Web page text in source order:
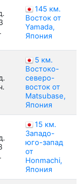
145 км.
Восток от
Yamada,
Япония
5 км.
Востоко-
северо-
восток от
Matsubase,
Япония
15 км.
Западо-
юго-запад
от
Honmachi,
Япония